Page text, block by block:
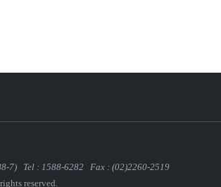
7)
Tel : 1588-6282 Fax : (02)2260-2519
reserved.